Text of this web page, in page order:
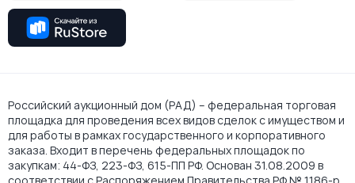
Российский аукционный дом (РАД) – федеральная торговая
площадка для проведения всех видов сделок с имуществом и
для работы в рамках государственного и корпоративного
заказа. Входит в перечень федеральных площадок по
закупкам: 44-ФЗ, 223-ФЗ, 615-ПП РФ. Основан 31.08.2009 в